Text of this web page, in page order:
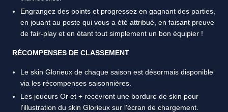
Engrangez des points et progressez en gagnant des parties,
en jouant au poste qui vous a été attribué, en faisant preuve
de fair-play et en étant tout simplement un bon équipier !
RÉCOMPENSES DE CLASSEMENT
Le skin Glorieux de chaque saison est désormais disponible
via les récompenses saisonnières.
Les joueurs Or et + recevront une bordure de skin pour
l'illustration du skin Glorieux sur l'écran de chargement.